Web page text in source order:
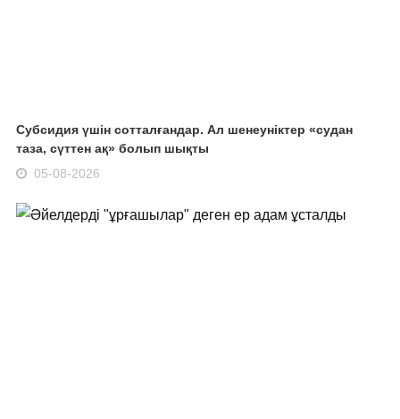
Субсидия үшін сотталғандар. Ал шенеуніктер «судан
таза, сүттен ақ» болып шықты
05-08-2026